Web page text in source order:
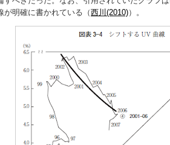
が明確に書かれている（西川(2010)）。